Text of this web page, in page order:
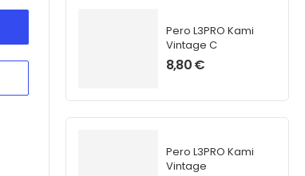
Pero L3PRO Kami
Vintage C
8,80€
Pero L3PRO Kami
Vintage